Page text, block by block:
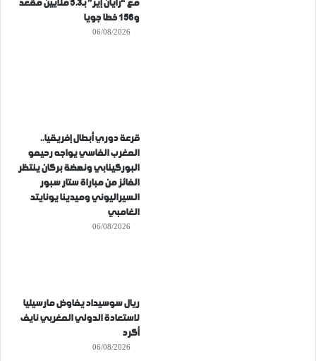
مع “رايان إير” بـ5.3 ملايين مقعد
و156 خطا جويا
06/08/2026
قرعة دوري أبطال إفريقيا..
المغرب الفاسي يواجه رحيمو
البوركينابي ونهضة بركان ينتظر
الفائز من مباراة ستار سبور
السيراليوني وميدينا يونايتد
الغامبي
06/08/2026
ريال سوسيداد يفاوض مارسيليا
لاستعادة الدولي المغربي نايف
أكرد
06/08/2026